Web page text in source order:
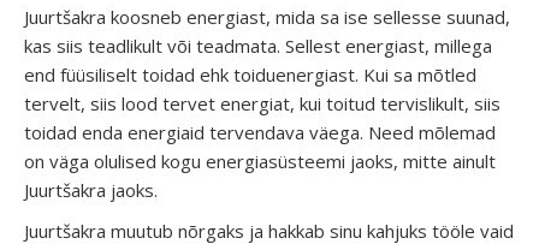
Juurtšakra koosneb energiast, mida sa ise sellesse suunad,
kas siis teadlikult või teadmata. Sellest energiast, millega
end füüsiliselt toidad ehk toiduenergiast. Kui sa mõtled
tervelt, siis lood tervet energiat, kui toitud tervislikult, siis
toidad enda energiaid tervendava väega. Need mõlemad
on väga olulised kogu energiasüsteemi jaoks, mitte ainult
Juurtšakra jaoks.
Juurtšakra muutub nõrgaks ja hakkab sinu kahjuks tööle vaid